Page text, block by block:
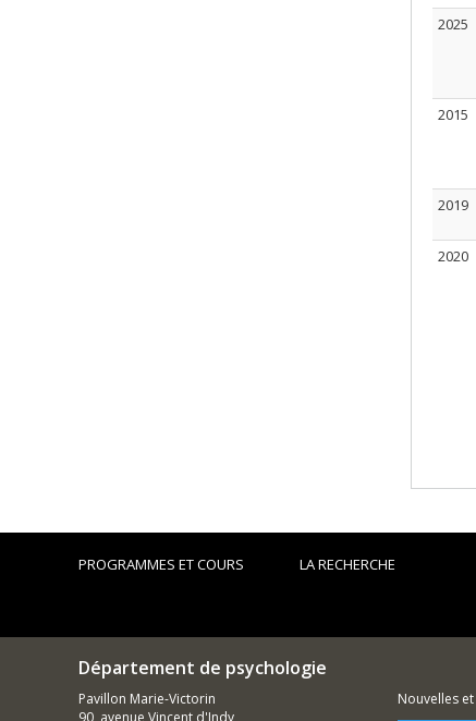
2025
2015
2019
2020
PROGRAMMES ET COURS LA RECHERCHE
Département de psychologie
Pavillon Marie-Victorin
90, avenue Vincent d'Indy
Nouvelles